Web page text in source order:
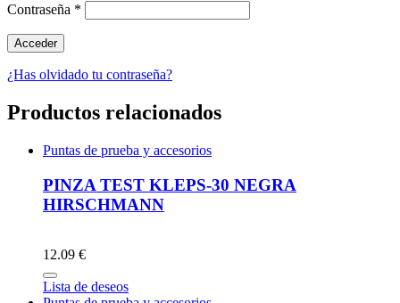
Contraseña *
¿Has olvidado tu contraseña?
Productos relacionados
Puntas de prueba y accesorios
PINZA TEST KLEPS-30 NEGRA
HIRSCHMANN
12.09 €
Lista de deseos